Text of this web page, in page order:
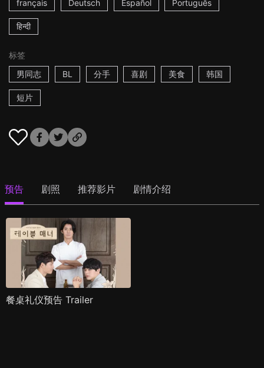
français Deutsch Español Português
हिन्दी
标签
男同志
BL 分手 喜剧 美食 韩国
短片
预告 剧照 推荐影片 剧情介绍
餐桌礼仪预告 Trailer